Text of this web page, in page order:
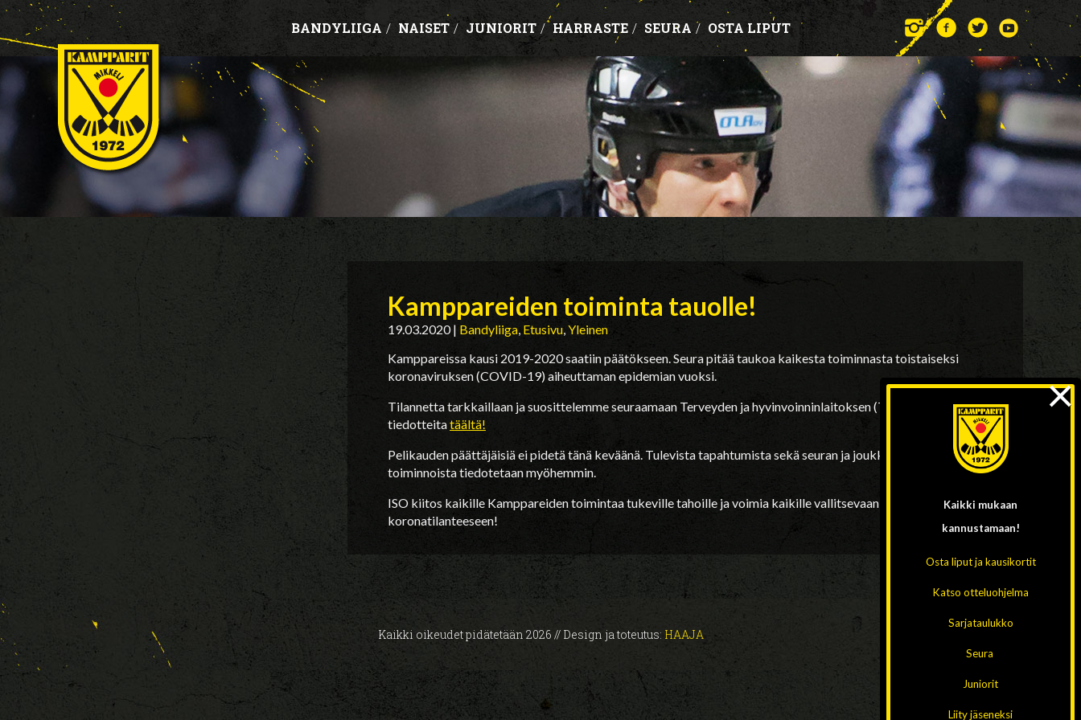
BANDYLIIGA / NAISET / JUNIORIT / HARRASTE / SEURA / OSTA LIPUT
Kamppareiden toiminta tauolle!
19.03.2020| Bandyliiga, Etusivu,Yleinen
Kamppareissa kausi 2019-2020 saatiin päätökseen. Seura pitää taukoa kaikesta toiminnasta toistaiseksi
koronaviruksen (COVID-19) aiheuttaman epidemian vuoksi.
Tilannetta tarkkaillaan ja suosittelemme seuraamaan Terveyden ja hyvinvoinninlaitoksen (THL) ohjeita ja
tiedotteitatäältä!
Pelikauden päättäjäisiä ei pidetä tänä keväänä. Tulevista tapahtumista sekä seuran ja joukkueiden
toiminnoista tiedotetaan myöhemmin.
ISO kiitos kaikille Kamppareiden toimintaa tukeville tahoille ja voimia kaikille vallitsevaan
koronatilanteeseen!
Kaikki oikeudet pidätetään 2026 // Design ja toteutus: HAAJA
Kaikki mukaan
kannustamaan!
Osta liput ja kausikortit
Katso otteluohjelma
Sarjataulukko
Seura
Juniorit
Liity jäseneksi
×